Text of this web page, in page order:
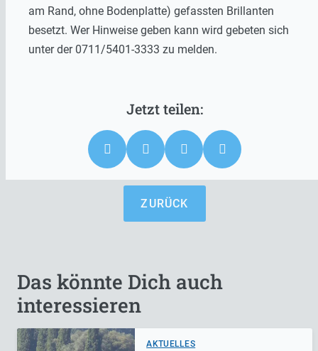
am Rand, ohne Bodenplatte) gefassten Brillanten
besetzt. Wer Hinweise geben kann wird gebeten sich
unter der 0711/5401-3333 zu melden.
ZURÜCK
Das könnte Dich auch
interessieren
AKTUELLES